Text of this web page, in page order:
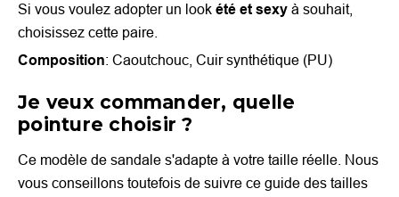
Si vous voulez adopter un look été et sexy à souhait,
choisissez cette paire.
Composition: Caoutchouc, Cuir synthétique (PU)
Je veux commander, quelle
pointure choisir ?
Ce modèle de sandale s'adapte à votre taille réelle. Nous
vous conseillons toutefois de suivre ce guide des tailles